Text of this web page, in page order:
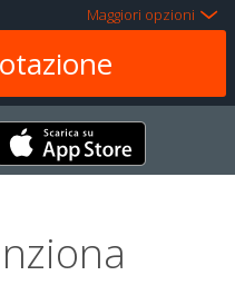
Maggiori opzioni